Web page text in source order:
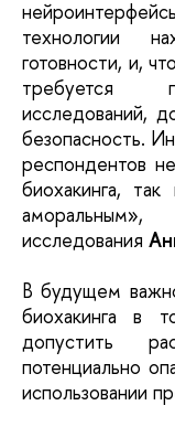
технологии
готовности, и,
требуется
исследований,
безопасность.
респондентов
биохакинга,
исследования
В будущем
биохакинга в
допустить
потенциально
использовании